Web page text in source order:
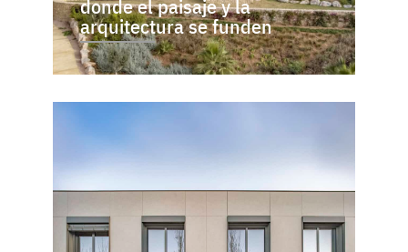
donde el paisaje y la
arquitectura se funden